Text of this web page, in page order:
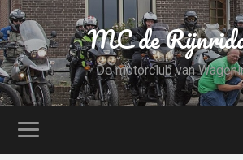
MC de
De motorclub van